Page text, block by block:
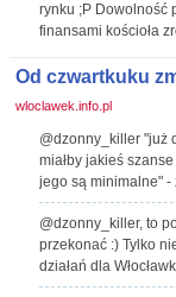
rynku ;P Dowolność
finansami kościoła
Od czwartkuku
wloclawek.info.pl
@dzonny_killer "już
miałby jakieś
jego są minimalne" -
@dzonny_killer, to
przekonać :) Tylko
działań dla